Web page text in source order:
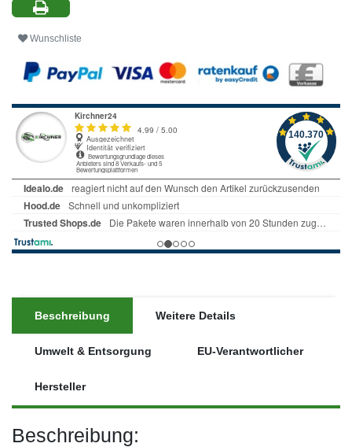
Wunschliste
Beschreibung Weitere Details
Umwelt & Entsorgung EU-Verantwortlicher
Hersteller
Beschreibung: